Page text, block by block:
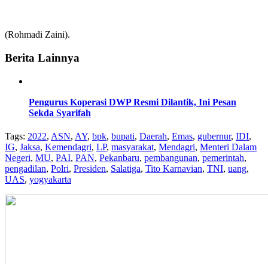
(Rohmadi Zaini).
Berita Lainnya
Pengurus Koperasi DWP Resmi Dilantik, Ini Pesan
Sekda Syarifah
Tags: 2022, ASN, AY, bpk, bupati, Daerah, Emas, gubernur, IDI,
IG, Jaksa, Kemendagri, LP, masyarakat, Mendagri, Menteri Dalam
Negeri, MU, PAI, PAN, Pekanbaru, pembangunan, pemerintah,
pengadilan, Polri, Presiden, Salatiga, Tito Karnavian, TNI, uang,
UAS, yogyakarta